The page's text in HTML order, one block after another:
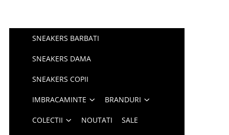
SNEAKERS BARBATI
SNEAKERS DAMA
SNEAKERS COPII
IMBRACAMINTE BRANDURI
COLECTII NOUTATI SALE